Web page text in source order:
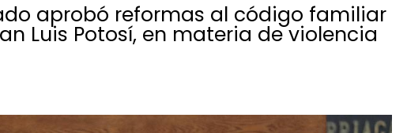
aprobó reformas al código familiar
Luis Potosí, en materia de violencia